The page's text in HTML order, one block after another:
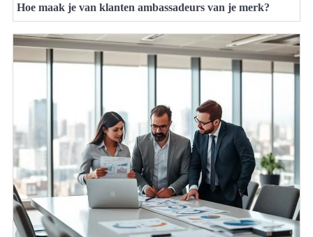
Hoe maak je van klanten ambassadeurs van je merk?